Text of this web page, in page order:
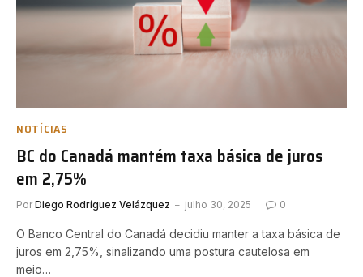
NOTÍCIAS
BC do Canadá mantém taxa básica de juros
em 2,75%
Por Diego Rodríguez Velázquez julho 30, 2025 0
O Banco Central do Canadá decidiu manter a taxa básica de
juros em 2,75%, sinalizando uma postura cautelosa em
meio…